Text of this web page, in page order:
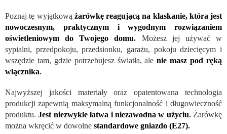
Poznaj tę wyjątkową żarówkę reagującą na klaskanie, która jest
nowoczesnym, praktycznym i wygodnym rozwiązaniem
oświetleniowym do Twojego domu. Możesz jej używać w
sypialni, przedpokoju, przedsionku, garażu, pokoju dziecięcym i
wszędzie tam, gdzie potrzebujesz światła, alenie masz pod ręką
włącznika.
Najwyższej jakości materiały oraz opatentowana technologia
produkcji zapewnią maksymalną funkcjonalność i długowieczność
produktu.Jest niezwykle łatwa i niezawodna w użyciu. Żarówkę
można wkręcić w dowolne standardowe gniazdo (E27).